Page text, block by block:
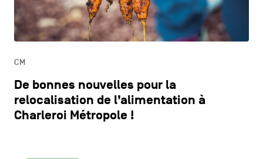
CM
De bonnes nouvelles pour la
relocalisation de l’alimentation à
Charleroi Métropole !